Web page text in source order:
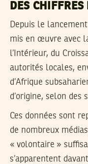
DES CHIFFRES
Depuis le
mis en œuvre avec
l’Intérieur, du
autorités locales,
d’Afrique
d’origine, selon des
Ces données sont
de nombreux
« volontaire »
s’apparentent